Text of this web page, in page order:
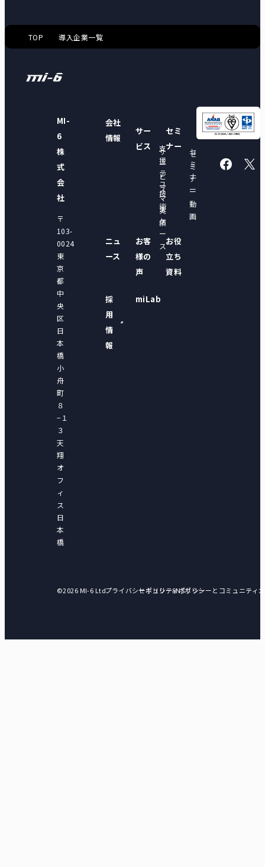
TOP 導入企業一覧
MI-
6
株
式
会
社
〒
103-
0024
東
京
都
中
央
区
日
本
橋
小
舟
町
８
−１
３
天
翔
オ
フ
ィ
ス
日
本
橋
会社
情報
サー
ビス
サ
ー
ビ
ス
支
援
テ
ー
マ
実
績
技
術
ユ
ー
ス
ケ
ー
ス
セミ
ナー
セ
ミ
ナ
ー
セ
ミ
ナ
ー
動
画
ニュ
ース
お客
様の
声
お役
立ち
資料
採
用
情
報
miLab
プライバシーポリシーセキュリティポリシーSNSポリシーとコミュニティ
©2026 MI-6 Ltd.